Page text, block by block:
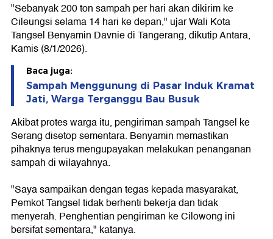
"Sebanyak 200 ton sampah per hari akan dikirim ke
Cileungsi selama 14 hari ke depan," ujar Wali Kota
Tangsel Benyamin Davnie di Tangerang, dikutip Antara,
Kamis (8/1/2026).
Baca juga:
Sampah Menggunung di Pasar Induk Kramat
Jati, Warga Terganggu Bau Busuk
Akibat protes warga itu, pengiriman sampah Tangsel ke
Serang disetop sementara. Benyamin memastikan
pihaknya terus mengupayakan melakukan penanganan
sampah di wilayahnya.
"Saya sampaikan dengan tegas kepada masyarakat,
Pemkot Tangsel tidak berhenti bekerja dan tidak
menyerah. Penghentian pengiriman ke Cilowong ini
bersifat sementara," katanya.